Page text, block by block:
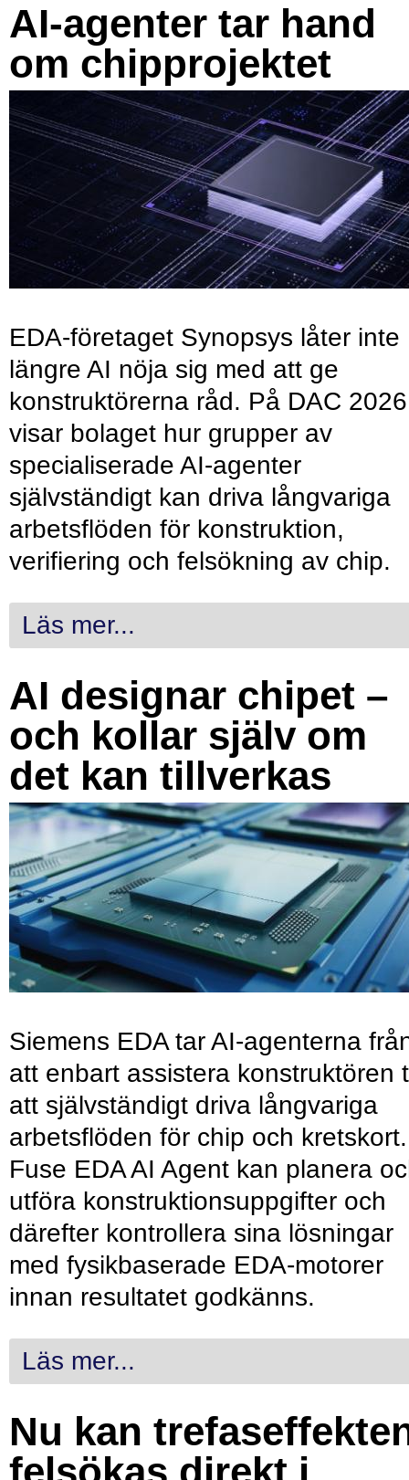
AI-agenter tar hand
om chipprojektet
EDA-företaget Synopsys låter inte
längre AI nöja sig med att ge
konstruktörerna råd. På DAC 2026
visar bolaget hur grupper av
specialiserade AI-agenter
självständigt kan driva långvariga
arbetsflöden för konstruktion,
verifiering och felsökning av chip.
Läs mer...
AI designar chipet –
och kollar själv om
det kan tillverkas
Siemens EDA tar AI-agenterna
att enbart assistera konstruktören
att självständigt driva långvariga
arbetsflöden för chip och kretskort.
Fuse EDA AI Agent kan planera
utföra konstruktionsuppgifter och
därefter kontrollera sina lösningar
med fysikbaserade EDA-motorer
innan resultatet godkänns.
Läs mer...
Nu kan